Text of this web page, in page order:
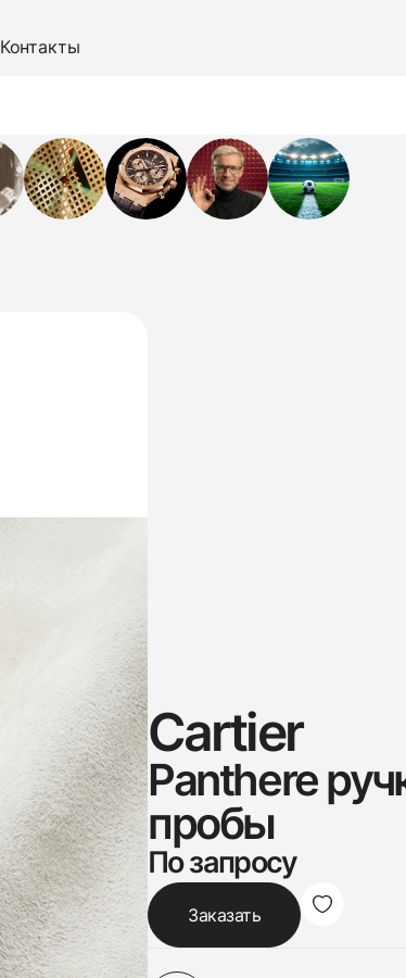
Контакты
Cartier
Panthere
пробы
По запросу
Заказать